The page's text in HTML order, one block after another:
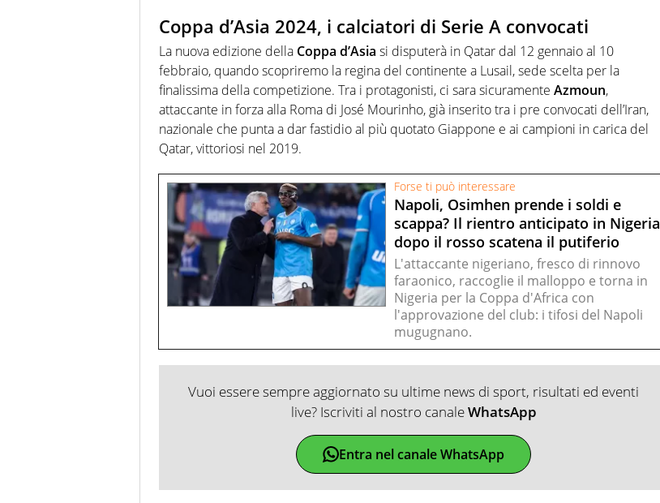
Coppa d’Asia 2024, i calciatori di Serie A convocati
La nuova edizione della Coppa d’Asia si disputerà in Qatar dal 12 gennaio al 10
febbraio, quando scopriremo la regina del continente a Lusail, sede scelta per la
finalissima della competizione. Tra i protagonisti, ci sara sicuramente Azmoun,
attaccante in forza alla Roma di José Mourinho, già inserito tra i pre convocati dell’Iran,
nazionale che punta a dar fastidio al più quotato Giappone e ai campioni in carica del
Qatar, vittoriosi nel 2019.
Forse ti può interessare
Napoli, Osimhen prende i soldi e
scappa? Il rientro anticipato in Nigeria
dopo il rosso scatena il putiferio
L'attaccante nigeriano, fresco di rinnovo
faraonico, raccoglie il malloppo e torna in
Nigeria per la Coppa d'Africa con
l'approvazione del club: i tifosi del Napoli
mugugnano.
Vuoi essere sempre aggiornato su ultime news di sport, risultati ed eventi
live? Iscriviti al nostro canaleWhatsApp
Entra nel canale WhatsApp